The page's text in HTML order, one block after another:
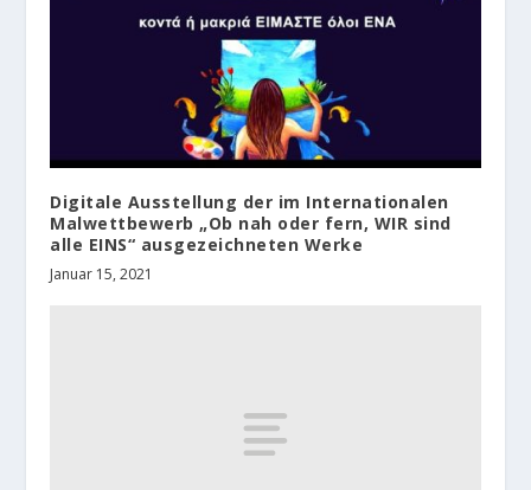
Digitale Ausstellung der im Internationalen
Malwettbewerb „Ob nah oder fern, WIR sind
alle EINS“ ausgezeichneten Werke
Januar 15, 2021